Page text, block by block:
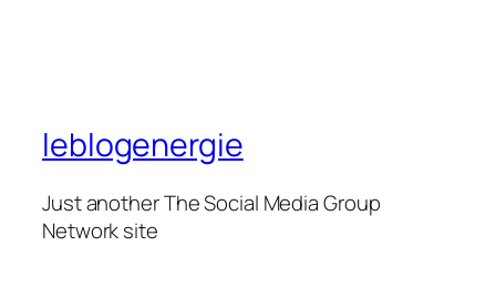
leblogenergie
Just another The Social Media Group
Network site